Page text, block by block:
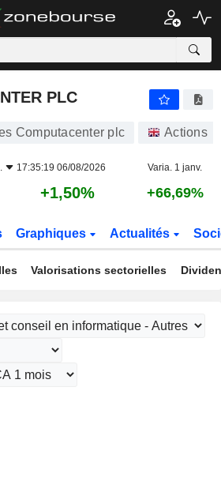
PLC
PLC
Computacenter plc Actions
17:35:19 06/08/2026 Varia. 1 janv.
+1,50% +66,69%
Graphiques Actualités
Valorisations sectorielles